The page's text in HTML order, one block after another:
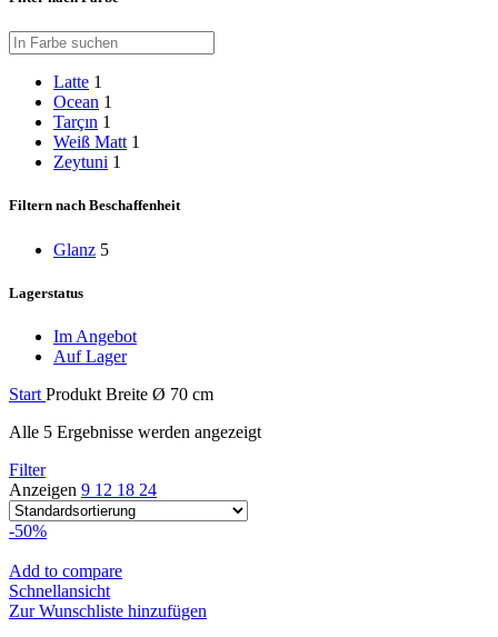
Latte 1
Ocean 1
Tarçın 1
Weiß Matt 1
Zeytuni 1
Filtern nach Beschaffenheit
Glanz 5
Lagerstatus
Im Angebot
Auf Lager
Start Produkt Breite Ø 70 cm
Alle 5 Ergebnisse werden angezeigt
Filter
Anzeigen 9 12 18 24
-50%
Add to compare
Schnellansicht
Zur Wunschliste hinzufügen